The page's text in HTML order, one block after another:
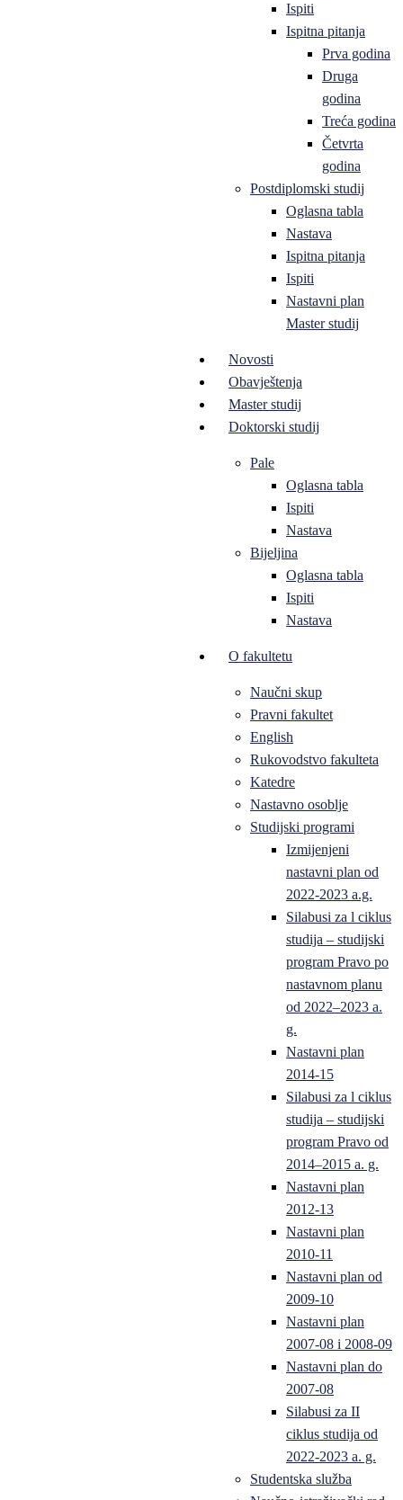
Ispiti
Ispitna pitanja
Prva godina
Druga
godina
Treća godina
Četvrta
godina
Postdiplomski studij
Oglasna tabla
Nastava
Ispitna pitanja
Ispiti
Nastavni plan
Master studij
Novosti
Obavještenja
Master studij
Doktorski studij
Pale
Oglasna tabla
Ispiti
Nastava
Bijeljina
Oglasna tabla
Ispiti
Nastava
O fakultetu
Naučni skup
Pravni fakultet
English
Rukovodstvo fakulteta
Katedre
Nastavno osoblje
Studijski programi
Izmijenjeni
nastavni plan od
2022-2023 a.g.
Silabusi za l ciklus
studija – studijski
program Pravo po
nastavnom planu
od 2022–2023 a.
g.
Nastavni plan
2014-15
Silabusi za l ciklus
studija – studijski
program Pravo od
2014–2015 a. g.
Nastavni plan
2012-13
Nastavni plan
2010-11
Nastavni plan od
2009-10
Nastavni plan
2007-08 i 2008-09
Nastavni plan do
2007-08
Silabusi za II
ciklus studija od
2022-2023 a. g.
Studentska služba